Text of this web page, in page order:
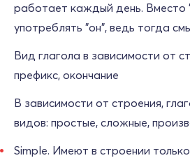
работает каждый день.
употреблять "он", ведь тогда
Вид глагола в зависимости от
префикс, окончание
В зависимости от строения,
видов: простые, сложные,
Simple. Имеют в строении